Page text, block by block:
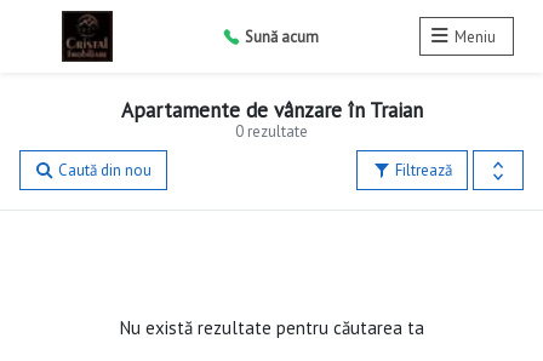
Sună acum Meniu
0 rezultate
Apartamente de vânzare în Traian
Filtrează
Caută din nou
Nu există rezultate pentru căutarea ta